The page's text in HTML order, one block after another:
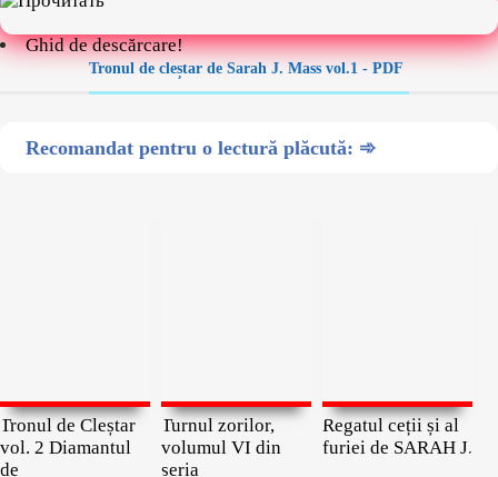
Ghid de descărcare!
Tronul de cleștar de Sarah J. Mass vol.1 - PDF
Recomandat pentru o lectură plăcută: ➾
Tronul de Cleștar
vol. 2 Diamantul
de
Turnul zorilor,
volumul VI din
seria
Regatul ceții și al
furiei de SARAH J.